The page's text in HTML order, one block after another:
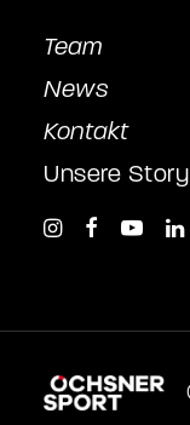
Team
News
Kontakt
Unsere Story